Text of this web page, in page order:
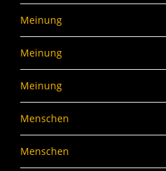
Meinung
Meinung
Meinung
Menschen
Menschen